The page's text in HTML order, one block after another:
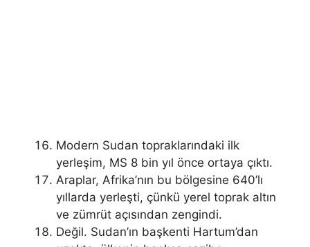
Modern Sudan topraklarındaki ilk
yerleşim, MS 8 bin yıl önce ortaya çıktı.
Araplar, Afrika’nın bu bölgesine 640’lı
yıllarda yerleşti, çünkü yerel toprak altın
ve zümrüt açısından zengindi.
Değil. Sudan’ın başkenti Hartum’dan